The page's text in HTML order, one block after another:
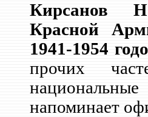
Кирсанов
Красной
1941-1954
прочих
напоминает